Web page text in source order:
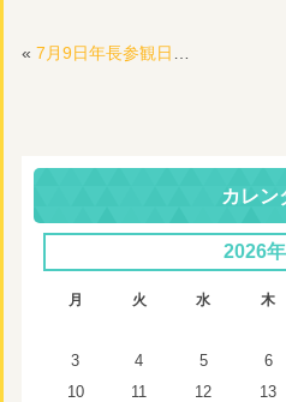
« 7月9日年長参観日(͒ ᴖ ᴖ⸝⸝ )͒♪💕
カレン
2026
月 火 水 木
3
4 5 6
10
11 12 13